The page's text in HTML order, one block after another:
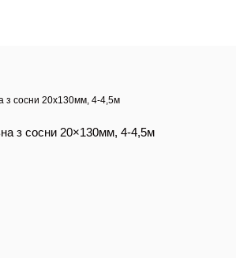
з сосни 20×130мм, 4-4,5м